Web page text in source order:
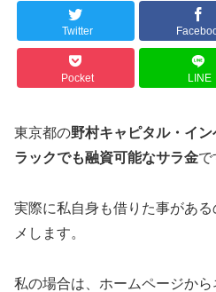
Twitter
Pocket LINE
東京都の野村キャピタル・イ
ラックでも融資可能なサラ金で
実際に私自身も借りた事があ
メします。
私の場合は、ホームページか